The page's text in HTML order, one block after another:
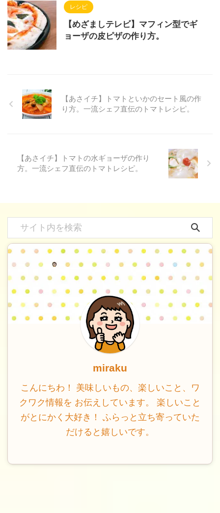
レシピ
【めざましテレビ】マフィン型でギ
ョーザの皮ピザの作り方。
【あさイチ】トマトといかのセート風の作
り方。一流シェフ直伝のトマトレシピ。
【あさイチ】トマトの水ギョーザの作り
方。一流シェフ直伝のトマトレシピ。
miraku
こんにちわ！ 美味しいもの、楽しいこと、ワ
クワク情報を お伝えしています。 楽しいこと
がとにかく大好き！ ふらっと立ち寄っていた
だけると嬉しいです。